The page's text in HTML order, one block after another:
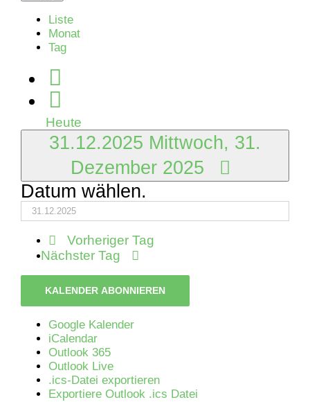
Liste
Monat
Tag
Heute
31.12.2025 Mittwoch, 31.
Dezember 2025
Datum wählen.
Vorheriger Tag
Nächster Tag
KALENDER ABONNIEREN
Google Kalender
iCalendar
Outlook 365
Outlook Live
.ics-Datei exportieren
Exportiere Outlook .ics Datei